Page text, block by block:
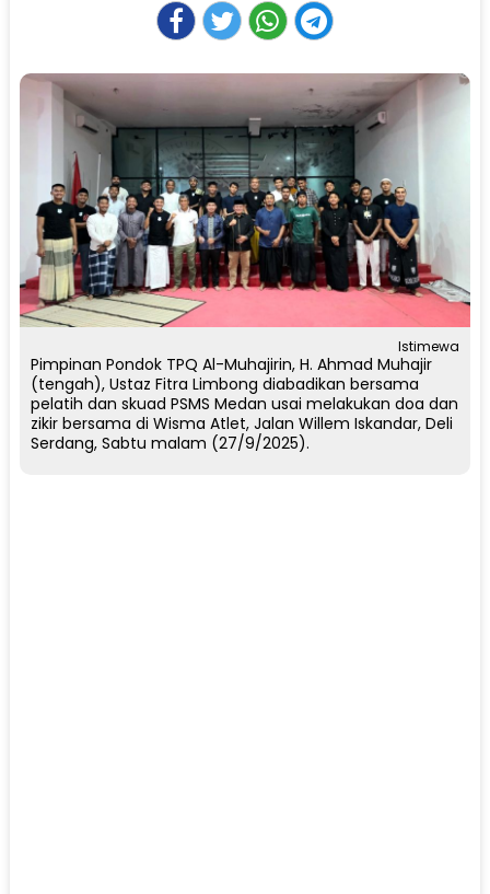
Istimewa
Pimpinan Pondok TPQ Al-Muhajirin, H. Ahmad Muhajir
(tengah), Ustaz Fitra Limbong diabadikan bersama
pelatih dan skuad PSMS Medan usai melakukan doa dan
zikir bersama di Wisma Atlet, Jalan Willem Iskandar, Deli
Serdang, Sabtu malam (27/9/2025).